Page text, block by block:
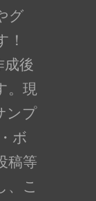
グ
！
成後
。現
ンプ
ボ
稿等
、こ